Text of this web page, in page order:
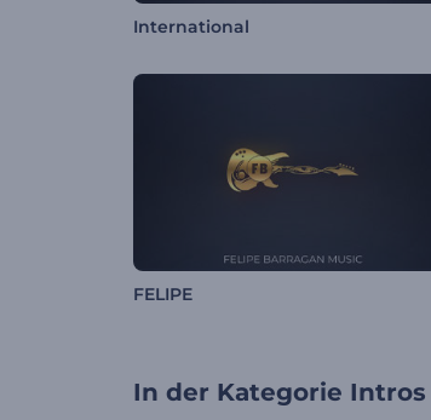
International
FELIPE
In der Kategorie Intros